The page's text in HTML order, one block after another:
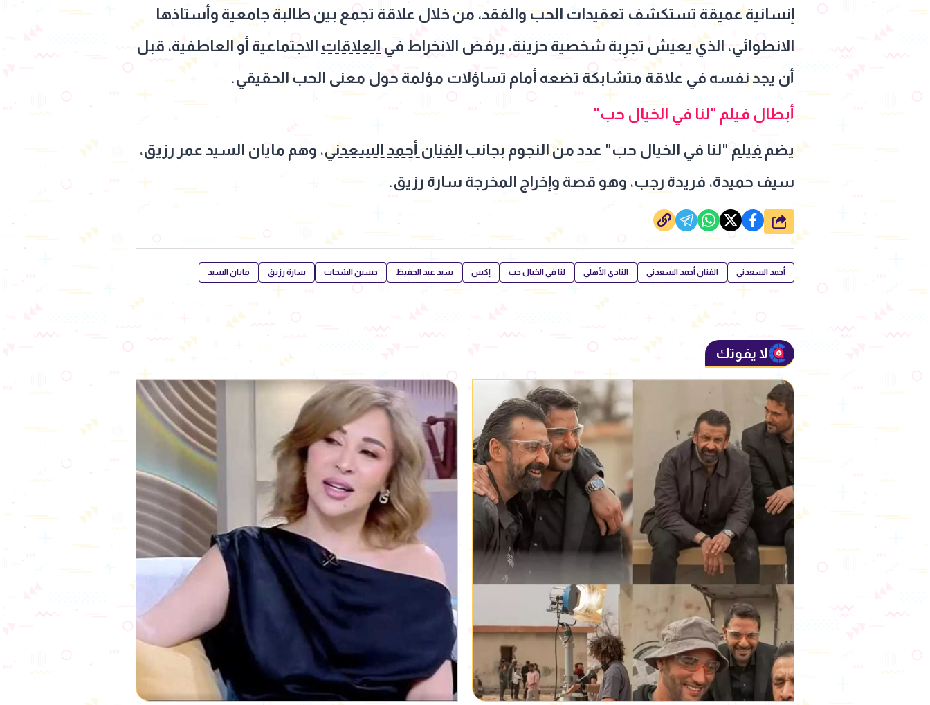
إنسانية عميقة تستكشف تعقيدات الحب والفقد، من خلال علاقة تجمع بين طالبة جامعية وأستاذها
الانطوائي، الذي يعيش تجرِبة شخصية حزينة، يرفض الانخراط فيالعلاقات الاجتماعية أو العاطفية، قبل
أن يجد نفسه في علاقة متشابكة تضعه أمام تساؤلات مؤلمة حول معنى الحب الحقيقي.
أبطال فيلم "لنا في الخيال حب"
يضم فيلم "لنا في الخيال حب" عدد من النجوم بجانب الفنان أحمد السعدني، وهم مايان السيد عمر رزيق،
سيف حميدة، فريدة رجب، وهو قصة وإخراج المخرجة سارة رزيق.
شارك
أحمد السعدني الفنان أحمد السعدني النادي الأهلي لنا في الخيال حب إكس سيد عبد الحفيظ حسين الشحات سارة رزيق مايان السيد
لا يفوتك